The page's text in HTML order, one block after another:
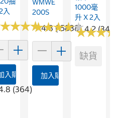
(364)
入
★★★
★★★4.8 (15838)
入購物車
WMWE
200S
★★★★★
★★★★★4.2
加入購物車
1000毫
升 X 2入
★★★
★★★
缺貨